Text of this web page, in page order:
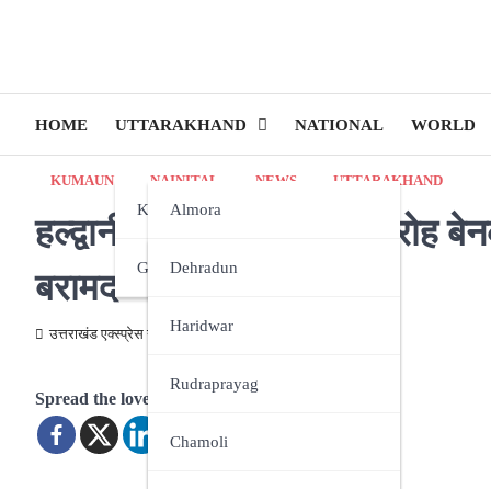
HOME UTTARAKHAND
KumaunAlmora
Bageshwar
Champawat
Nainital
Pithoragarh
GarhwalDehradun
Haridwar
Rudraprayag
Chamoli
NATIONAL WORLD
KUMAUN NAINITAL NEWS UTTARAKHAND
हल्द्वानी में नकली नोटों का
बरामद
उत्तराखंड एक्स्प्रेस न्यूज़ October 14, 2024
Spread the love